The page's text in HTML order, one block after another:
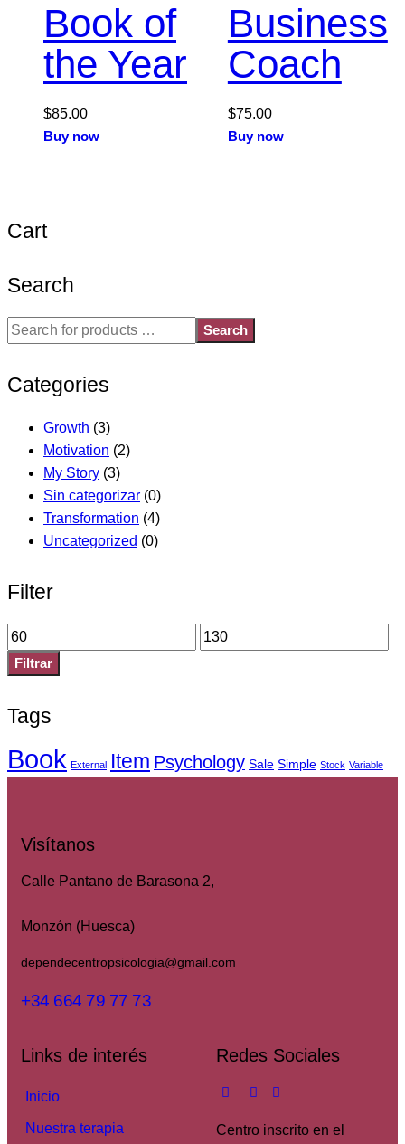
Book of
the Year
$85.00
Buy now
Business
Coach
$75.00
Buy now
Cart
Search
Search
Categories
Growth (3)
Motivation (2)
My Story (3)
Sin categorizar (0)
Transformation (4)
Uncategorized (0)
Filter
Filtrar
Tags
Book External Item Psychology Sale Simple Stock Variable
Visítanos
Calle Pantano de Barasona 2,
Monzón (Huesca)
dependecentropsicologia@gmail.com
+34 664 79 77 73
Links de interés
Inicio
Nuestra terapia
Redes Sociales
Centro inscrito en el